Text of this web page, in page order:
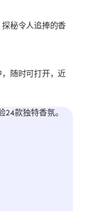
秘令人追捧的香
随时可打开，近